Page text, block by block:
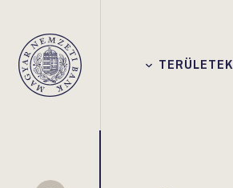
Magyar
Nemzeti
TERÜLETEK